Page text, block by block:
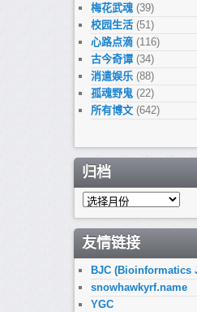
梅花武魂(39)
校园生活(51)
心路点滴(116)
古今奇谭(34)
消遣娱乐(88)
孤魂野鬼 (22)
所有博文(642)
归档
归
友情链接
BJC (Bioinformatics
snowhawkyrf.name
YGC